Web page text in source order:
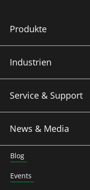
Produkte
Industrien
Service & Support
News & Media
Blog
Events